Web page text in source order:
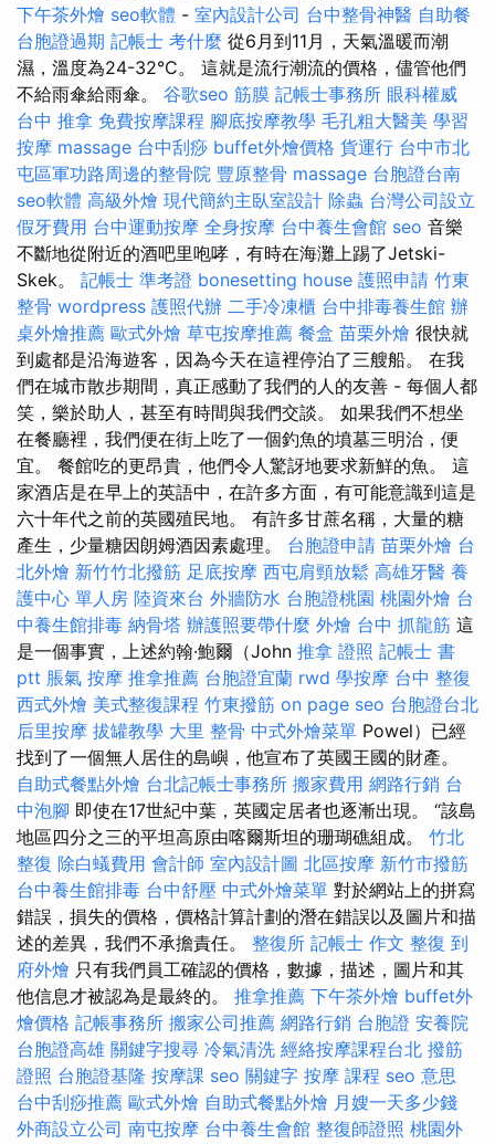
下午茶外燴 seo軟體 - 室內設計公司 台中整骨神醫 自助餐
台胞證過期 記帳士 考什麼 從6月到11月，天氣溫暖而潮
濕，溫度為24-32°C。 這就是流行潮流的價格，儘管他們
不給雨傘給雨傘。 谷歌seo 筋膜 記帳士事務所 眼科權威
台中 推拿 免費按摩課程 腳底按摩教學 毛孔粗大醫美 學習
按摩 massage 台中刮痧 buffet外燴價格 貨運行 台中市北
屯區軍功路周邊的整骨院 豐原整骨 massage 台胞證台南
seo軟體 高級外燴 現代簡約主臥室設計 除蟲 台灣公司設立
假牙費用 台中運動按摩 全身按摩 台中養生會館 seo 音樂
不斷地從附近的酒吧里咆哮，有時在海灘上踢了Jetski-
Skek。 記帳士 準考證 bonesetting house 護照申請 竹東
整骨 wordpress 護照代辦 二手冷凍櫃 台中排毒養生館 辦
桌外燴推薦 歐式外燴 草屯按摩推薦 餐盒 苗栗外燴 很快就
到處都是沿海遊客，因為今天在這裡停泊了三艘船。 在我
們在城市散步期間，真正感動了我們的人的友善 - 每個人都
笑，樂於助人，甚至有時間與我們交談。 如果我們不想坐
在餐廳裡，我們便在街上吃了一個釣魚的墳墓三明治，便
宜。 餐館吃的更昂貴，他們令人驚訝地要求新鮮的魚。 這
家酒店是在早上的英語中，在許多方面，有可能意識到這是
六十年代之前的英國殖民地。 有許多甘蔗名稱，大量的糖
產生，少量糖因朗姆酒因素處理。 台胞證申請 苗栗外燴 台
北外燴 新竹竹北撥筋 足底按摩 西屯肩頸放鬆 高雄牙醫 養
護中心 單人房 陸資來台 外牆防水 台胞證桃園 桃園外燴 台
中養生館排毒 納骨塔 辦護照要帶什麼 外燴 台中 抓龍筋 這
是一個事實，上述約翰·鮑爾（John 推拿 證照 記帳士 書
ptt 脹氣 按摩 推拿推薦 台胞證宜蘭 rwd 學按摩 台中 整復
西式外燴 美式整復課程 竹東撥筋 on page seo 台胞證台北
后里按摩 拔罐教學 大里 整骨 中式外燴菜單 Powel）已經
找到了一個無人居住的島嶼，他宣布了英國王國的財產。
自助式餐點外燴 台北記帳士事務所 搬家費用 網路行銷 台
中泡腳 即使在17世紀中葉，英國定居者也逐漸出現。 “該島
地區四分之三的平坦高原由喀爾斯坦的珊瑚礁組成。 竹北
整復 除白蟻費用 會計師 室內設計圖 北區按摩 新竹市撥筋
台中養生館排毒 台中舒壓 中式外燴菜單 對於網站上的拼寫
錯誤，損失的價格，價格計算計劃的潛在錯誤以及圖片和描
述的差異，我們不承擔責任。 整復所 記帳士 作文 整復 到
府外燴 只有我們員工確認的價格，數據，描述，圖片和其
他信息才被認為是最終的。 推拿推薦 下午茶外燴 buffet外
燴價格 記帳事務所 搬家公司推薦 網路行銷 台胞證 安養院
台胞證高雄 關鍵字搜尋 冷氣清洗 經絡按摩課程台北 撥筋
證照 台胞證基隆 按摩課 seo 關鍵字 按摩 課程 seo 意思
台中刮痧推薦 歐式外燴 自助式餐點外燴 月嫂一天多少錢
外商設立公司 南屯按摩 台中養生會館 整復師證照 桃園外